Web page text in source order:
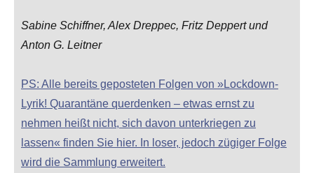
Sabine Schiffner, Alex Dreppec, Fritz Deppert und
Anton G. Leitner
PS: Alle bereits geposteten Folgen von »Lockdown-
Lyrik! Quarantäne querdenken – etwas ernst zu
nehmen heißt nicht, sich davon unterkriegen zu
lassen« finden Sie hier. In loser, jedoch zügiger Folge
wird die Sammlung erweitert.